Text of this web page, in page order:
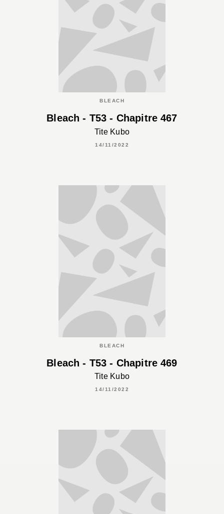
BLEACH
Bleach - T53 - Chapitre 467
Tite Kubo
14/11/2022
BLEACH
Bleach - T53 - Chapitre 469
Tite Kubo
14/11/2022